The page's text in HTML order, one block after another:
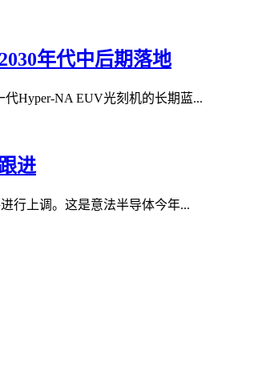
年代中后期落地
Hyper-NA EUV光刻机的长期蓝...
进
行上调。这是意法半导体今年...